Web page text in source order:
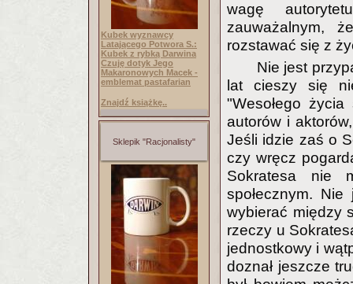
Kubek wyznawcy
Latającego Potwora S.:
Kubek z rybką Darwina
Czuję dotyk Jego
Makaronowych Macek -
emblemat pastafarian
Znajdź książkę..
Sklepik "Racjonalisty"
wagę
zauważalnym,
rozstawać się z
Nie jest
lat cieszy się
"Wesołego
autorów i
Jeśli idzie zaś o
czy wręcz
Sokratesa nie
społecznym.
wybierać między
rzeczy u
jednostkowy i
doznał jeszcze